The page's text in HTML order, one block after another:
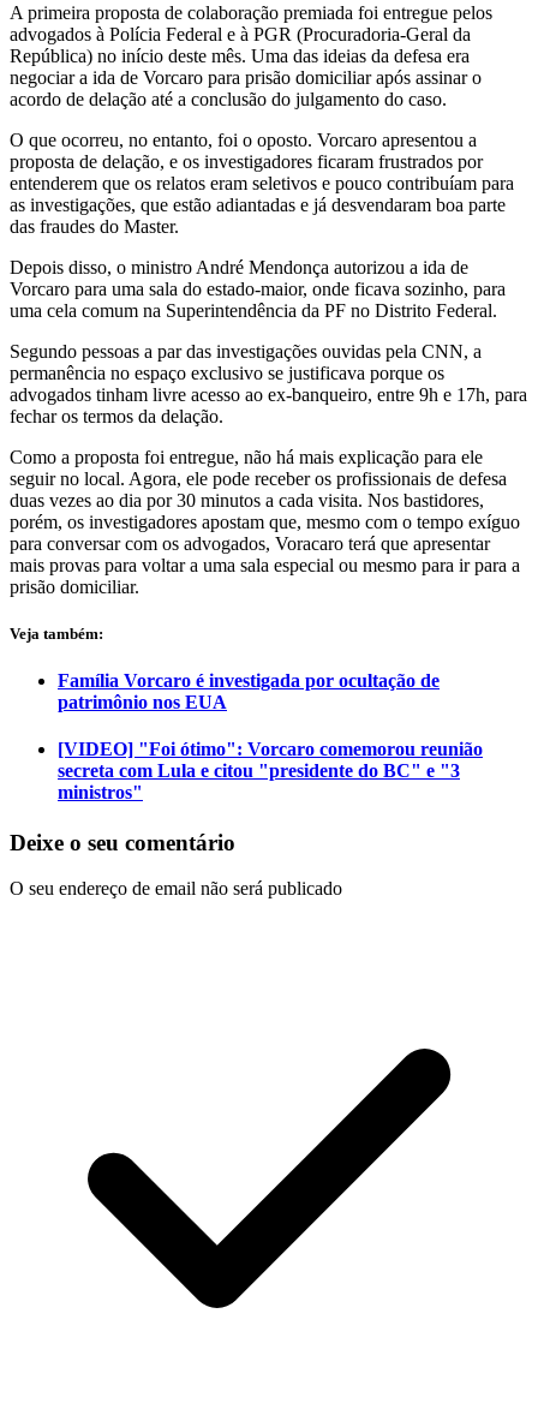
A primeira proposta de colaboração premiada foi entregue pelos
advogados à Polícia Federal e à PGR (Procuradoria-Geral da
República) no início deste mês. Uma das ideias da defesa era
negociar a ida de Vorcaro para prisão domiciliar após assinar o
acordo de delação até a conclusão do julgamento do caso.
O que ocorreu, no entanto, foi o oposto. Vorcaro apresentou a
proposta de delação, e os investigadores ficaram frustrados por
entenderem que os relatos eram seletivos e pouco contribuíam para
as investigações, que estão adiantadas e já desvendaram boa parte
das fraudes do Master.
Depois disso, o ministro André Mendonça autorizou a ida de
Vorcaro para uma sala do estado-maior, onde ficava sozinho, para
uma cela comum na Superintendência da PF no Distrito Federal.
Segundo pessoas a par das investigações ouvidas pela CNN, a
permanência no espaço exclusivo se justificava porque os
advogados tinham livre acesso ao ex-banqueiro, entre 9h e 17h, para
fechar os termos da delação.
Como a proposta foi entregue, não há mais explicação para ele
seguir no local. Agora, ele pode receber os profissionais de defesa
duas vezes ao dia por 30 minutos a cada visita. Nos bastidores,
porém, os investigadores apostam que, mesmo com o tempo exíguo
para conversar com os advogados, Voracaro terá que apresentar
mais provas para voltar a uma sala especial ou mesmo para ir para a
prisão domiciliar.
Veja também:
Família Vorcaro é investigada por ocultação de
patrimônio nos EUA
[VIDEO] "Foi ótimo": Vorcaro comemorou reunião
secreta com Lula e citou "presidente do BC" e "3
ministros"
Deixe o seu comentário
O seu endereço de email não será publicado